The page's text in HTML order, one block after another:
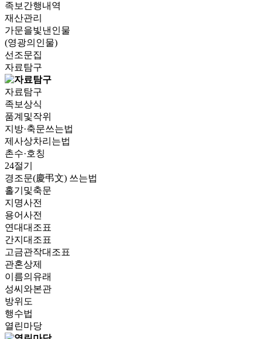
족보간행내역
재산관리
가문을빛낸인물
(영광의인물)
선조문집
자료탐구
자료탐구
족보상식
품계및작위
지방·축문쓰는법
제사상차리는법
촌수·호칭
24절기
경조문(慶弔文) 쓰는법
홀기및축문
지명사전
용어사전
연대대조표
간지대조표
고금관작대조표
관혼상제
이름의유래
성씨와본관
방위도
행수법
열린마당